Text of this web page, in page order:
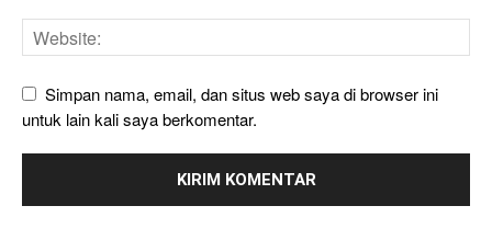
Simpan nama, email, dan situs web saya di browser ini
untuk lain kali saya berkomentar.